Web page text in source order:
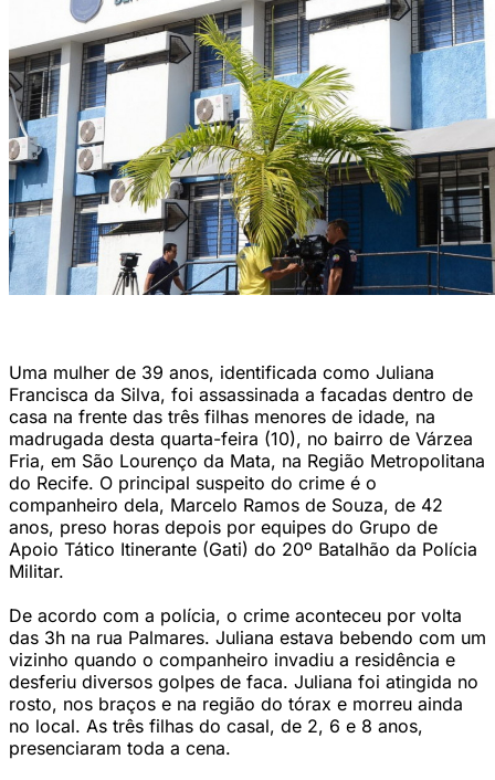
Uma mulher de 39 anos, identificada como Juliana
Francisca da Silva, foi assassinada a facadas dentro de
casa na frente das três filhas menores de idade, na
madrugada desta quarta-feira (10), no bairro de Várzea
Fria, em São Lourenço da Mata, na Região Metropolitana
do Recife. O principal suspeito do crime é o
companheiro dela, Marcelo Ramos de Souza, de 42
anos, preso horas depois por equipes do Grupo de
Apoio Tático Itinerante (Gati) do 20º Batalhão da Polícia
Militar.
De acordo com a polícia, o crime aconteceu por volta
das 3h na rua Palmares. Juliana estava bebendo com um
vizinho quando o companheiro invadiu a residência e
desferiu diversos golpes de faca. Juliana foi atingida no
rosto, nos braços e na região do tórax e morreu ainda
no local. As três filhas do casal, de 2, 6 e 8 anos,
presenciaram toda a cena.